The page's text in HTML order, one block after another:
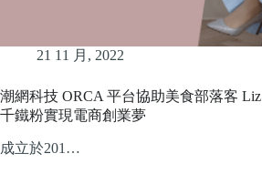
21 11 月, 2022
潮網科技 ORCA 平台協助美食部落客
千鐵粉實現電商創業夢
成立於201…